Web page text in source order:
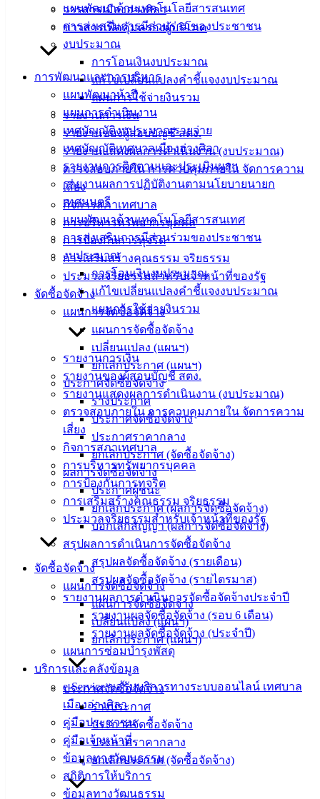
แผนพัฒนาด้านเทคโนโลยีสารสนเทศ
การส่งเสริมการมีส่วนร่วมของประชาชน
งบประมาณ
การโอนเงินงบประมาณ
แก้ไขเปลี่ยนแปลงคำชี้แจงงบประมาณ
แผนการใช้จ่ายงินรวม
รายงานการเงิน
รายงานของผู้สอบบัญชี สตง.
รายงานแสดงผลการดำเนินงาน (งบประมาณ)
ตรวจสอบภายใน การควบคุมภายใน จัดการความ
เสี่ยง
กิจการสภาเทศบาล
การบริหารทรัพยากรบุคคล
การป้องกันการทุจริต
การเสริมสร้างคุณธรรม จริยธรรม
ประมวลจริยธรรมสำหรับเจ้าหน้าที่ของรัฐ
จัดซื้อจัดจ้าง
แผนการจัดซื้อจัดจ้าง
แผนการจัดซื้อจัดจ้าง
เปลี่ยนแปลง (แผนฯ)
ยกเลิกประกาศ (แผนฯ)
ประกาศจัดซื้อจัดจ้าง
ร่างประกาศ
ประกาศจัดซื้อจัดจ้าง
ประกาศราคากลาง
ยกเลิกประกาศ (จัดซื้อจัดจ้าง)
ผลการจัดซื้อจัดจ้าง
ประกาศผู้ชนะ
ยกเลิกประกาศ (ผลการจัดซื้อจัดจ้าง)
บอกเลิกสัญญา (ผลการจัดซื้อจัดจ้าง)
สรุปผลการดำเนินการจัดซื้อจัดจ้าง
สรุปผลจัดซื้อจัดจ้าง (รายเดือน)
สรุปผลจัดซื้อจัดจ้าง (รายไตรมาส)
รายงานผลการดำเนินการจัดซื้อจัดจ้างประจำปี
รายงานผลจัดซื้อจัดจ้าง (รอบ 6 เดือน)
รายงานผลจัดซื้อจัดจ้าง (ประจำปี)
แผนการซ่อมบำรุงพัสดุ
บริการและคลังข้อมูล
e-Service ขอรับบริการทางระบบออนไลน์ เทศบาล
เมืองอ่างศิลา
คู่มือประชาชน
คู่มือเจ้าหน้าที่
ข้อมูลทางวัฒนธรรม
สถิติการให้บริการ
ข้อมูลทางวัฒนธรรม
วารสารเมืองอ่างศิลา
ข่าวสารเพื่อคุ้มครองผู้บริโภค
การพัฒนาและการบริหาร
แผนพัฒนาห้าปี
แผนการดำเนินงาน
เทศบัญญัติงบประมาณรายจ่าย
เทศบัญญัติเทศบาลเมืองอ่างศิลา
รายงานการติดตามและประเมินผลฯ
รายงานผลการปฏิบัติงานตามนโยบายนายก
เทศมนตรี
แผนพัฒนาด้านเทคโนโลยีสารสนเทศ
การส่งเสริมการมีส่วนร่วมของประชาชน
งบประมาณ
การโอนเงินงบประมาณ
แก้ไขเปลี่ยนแปลงคำชี้แจงงบประมาณ
แผนการใช้จ่ายงินรวม
รายงานการเงิน
รายงานของผู้สอบบัญชี สตง.
รายงานแสดงผลการดำเนินงาน (งบประมาณ)
ตรวจสอบภายใน การควบคุมภายใน จัดการความ
เสี่ยง
กิจการสภาเทศบาล
การบริหารทรัพยากรบุคคล
การป้องกันการทุจริต
การเสริมสร้างคุณธรรม จริยธรรม
ประมวลจริยธรรมสำหรับเจ้าหน้าที่ของรัฐ
จัดซื้อจัดจ้าง
แผนการจัดซื้อจัดจ้าง
แผนการจัดซื้อจัดจ้าง
เปลี่ยนแปลง (แผนฯ)
ยกเลิกประกาศ (แผนฯ)
ประกาศจัดซื้อจัดจ้าง
ร่างประกาศ
ประกาศจัดซื้อจัดจ้าง
ประกาศราคากลาง
ยกเลิกประกาศ (จัดซื้อจัดจ้าง)
ข่าวสาร
อิเล็กทรอนิกส์
องค์
(Knowledge
Management)
เทศบาล
สายตรง
นายก
ประวัติ
เทศบาล
ผู้บริหาร
และ
หัวหน้า
ส่วน
ราชการ
สงวนลิขสิทธิ์ © 2563 เทศบาลเมืองอ่างศิลา จังหวัดชลบุรี |
angsilacity.go.th | Powered byBuuscript